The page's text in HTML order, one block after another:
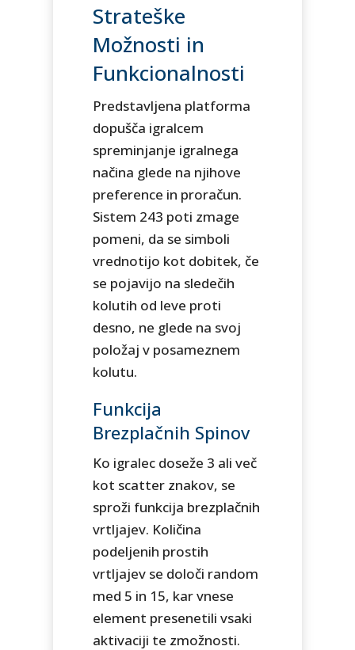
Strateške
Možnosti in
Funkcionalnosti
Predstavljena platforma
dopušča igralcem
spreminjanje igralnega
načina glede na njihove
preference in proračun.
Sistem 243 poti zmage
pomeni, da se simboli
vrednotijo kot dobitek, če
se pojavijo na sledečih
kolutih od leve proti
desno, ne glede na svoj
položaj v posameznem
kolutu.
Funkcija
Brezplačnih Spinov
Ko igralec doseže 3 ali več
kot scatter znakov, se
sproži funkcija brezplačnih
vrtljajev. Količina
podeljenih prostih
vrtljajev se določi random
med 5 in 15, kar vnese
element presenetili vsaki
aktivaciji te zmožnosti.